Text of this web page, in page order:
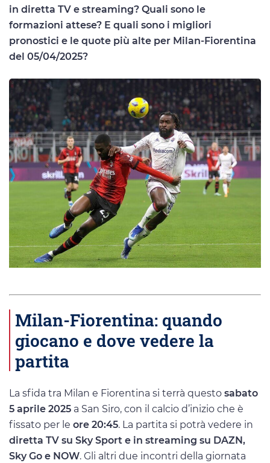
in diretta TV e streaming? Quali sono le
formazioni attese? E quali sono i migliori
pronostici e le quote più alte per Milan-Fiorentina
del 05/04/2025?
Milan-Fiorentina: quando
giocano e dove vedere la
partita
La sfida tra Milan e Fiorentina si terrà questo sabato
5 aprile 2025 a San Siro, con il calcio d’inizio che è
fissato per le ore 20:45. La partita si potrà vedere in
diretta TV su Sky Sport e in streaming su DAZN,
Sky Go e NOW. Gli altri due incontri della giornata